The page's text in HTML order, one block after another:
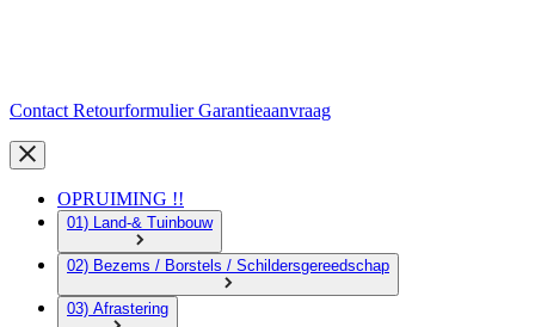
Contact RetourformulierGarantieaanvraag
OPRUIMING !!
01) Land-& Tuinbouw
02) Bezems / Borstels / Schildersgereedschap
03) Afrastering